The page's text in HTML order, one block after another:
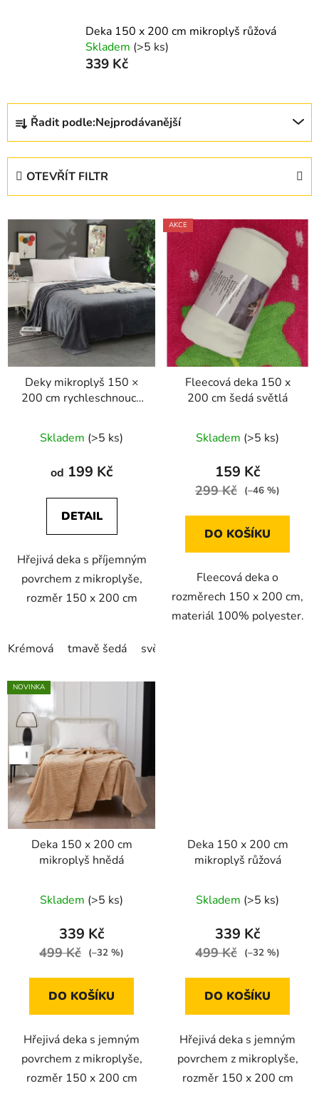
Deka 150 x 200 cm mikroplyš růžová
Skladem (>5 ks)
339 Kč
Ř
z
p
o
d
k
t
ů
Řadit podle:Nejprodávanější
OTEVŘÍT FILTR
V
p
i
p
r
o
d
Deky mikroplyš 150 ×
200 cm rychleschnoucí,
Skladem (>5 ks)
od 199 Kč
DETAIL
Hřejivá deka s příjemným
povrchem z mikroplyše,
rozměr 150 x 200 cm
Krémová tmavě šedá světle šedá
AKCE
Fleecová deka 150 x
200 cm šedá světlá
Skladem (>5 ks)
159 Kč
299 Kč (–46 %)
DO KOŠÍKU
Fleecová deka o
rozměrech 150 x 200 cm,
materiál 100% polyester.
NOVINKA
Deka 150 x 200 cm
mikroplyš hnědá
Skladem (>5 ks)
339 Kč
499 Kč (–32 %)
DO KOŠÍKU
Hřejivá deka s jemným
povrchem z mikroplyše,
rozměr 150 x 200 cm
Deka 150 x 200 cm
mikroplyš růžová
Skladem (>5 ks)
339 Kč
499 Kč (–32 %)
DO KOŠÍKU
Hřejivá deka s jemným
povrchem z mikroplyše,
rozměr 150 x 200 cm